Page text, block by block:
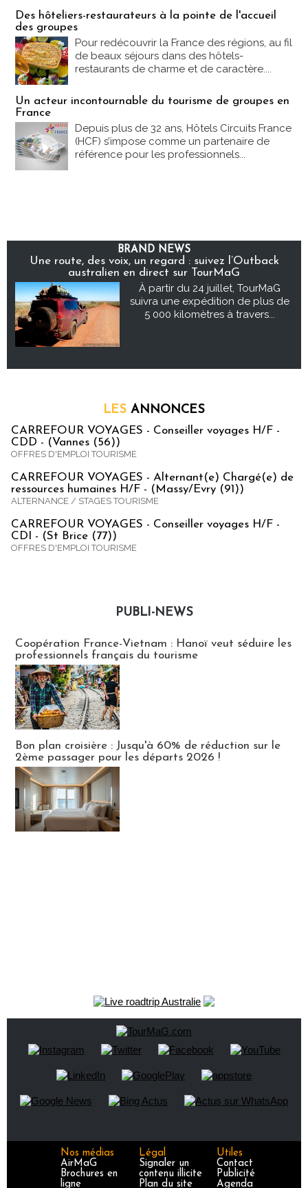
Des hôteliers-restaurateurs à la pointe de l'accueil
des groupes
Pour redécouvrir la France des régions, au fil
de beaux séjours dans des hôtels-
restaurants de charme et de caractère....
Un acteur incontournable du tourisme de groupes en
France
Depuis plus de 32 ans, Hôtels Circuits France
(HCF) s’impose comme un partenaire de
référence pour les professionnels...
BRAND NEWS
Une route, des voix, un regard : suivez l’Outback
australien en direct sur TourMaG
À partir du 24 juillet, TourMaG
suivra une expédition de plus de
5 000 kilomètres à travers...
LES ANNONCES
CARREFOUR VOYAGES - Conseiller voyages H/F -
CDD - (Vannes (56))
OFFRES D'EMPLOI TOURISME
CARREFOUR VOYAGES - Alternant(e) Chargé(e) de
ressources humaines H/F - (Massy/Evry (91))
ALTERNANCE / STAGES TOURISME
CARREFOUR VOYAGES - Conseiller voyages H/F -
CDI - (St Brice (77))
OFFRES D'EMPLOI TOURISME
PUBLI-NEWS
Coopération France-Vietnam : Hanoï veut séduire les
professionnels français du tourisme
Bon plan croisière : Jusqu'à 60% de réduction sur le
2ème passager pour les départs 2026 !
Nos médias
AirMaG
Brochures en
ligne
Légal
Signaler un
contenu illicite
Plan du site
Utiles
Contact
Publicité
Agenda